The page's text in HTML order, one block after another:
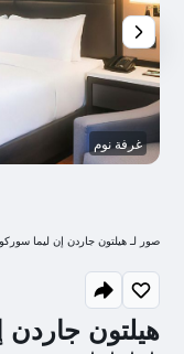
هيلتون جاردن
غرفة نوم
صور لـ هيلتون جاردن إن ليما